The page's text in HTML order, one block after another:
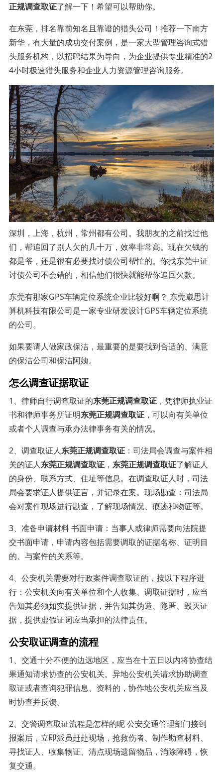
正规调查取证了解一下！希望可以帮助你。
在东莞，排名靠前知名且靠谱的猎头公司！推荐一下南方
新华，有大量的成功交付案例，是一家大型管理咨询式猎
头服务机构，以招聘结果为导向，为企业提供专业精准的2
4小时极速猎头服务和企业人力资源管理咨询服务。
深圳，上海，杭州，常州都有公司。我朋友的之前找过他
们，帮追回了别人欠的几十万，效率非常高。现在欠钱的
都是爷，还是很有必要找讨债公司帮忙的。你找东莞中证
讨债公司不会错的，相信他们很快就能帮你追回欠款。
东莞有那家GPS车辆定位系统企业比较好啊？ 东莞崴思计
算机科技有限公司是一家专业研发设计GPS车辆定位系统
的公司。
如果要请人做家政保洁，最重要的是要找到合适的、满意
的保洁公司和保洁阿姨。
怎么调查证据取证
1、律师自行调查取证的东莞正规调查取证，凭律师执业证
书和律师事务所证明东莞正规调查取证，可以向有关单位
或者个人调查与承办法律事务有关的情况。
2、调查取证人东莞正规调查取证：司法局会调查与案件相
关的证人东莞正规调查取证， 东莞正规调查取证了解证人
的身份、联系方式、住址等信息。在调查取证人时，司法
局会要求证人提供证言，并记录在案。现场勘查：司法局
会对案件现场进行勘查，了解现场情况、痕迹和物证等。
3、准备申请材料 书面申请：当事人或律师需要向法院提
交书面申请，申请内容包括需要调取的证据名称、证明目
的、与案件的关系等。
4、公安机关需要对行政案件调查取证的，按以下程序进
行：公安机关向有关单位和个人收集、调取证据时，应当
告知其必须如实提供证据，并告知其伪造、隐匿、毁灭证
据，提供虚假证词应当承担的法律责任。
公安取证调查的流程
1、交通十分不便的边远地区，应当在十五日以内将协查结
果通知请求协查的公安机关。异地公安机关请求协助调查
取证或者查询犯罪信息、资料的，协作地公安机关应当及
时协查并反馈。
2、交警调查取证流程是怎样的呢 公安交通管理部门接到
报案后，立即派员赶赴现场，抢救伤者、制作勘查材料、
寻找证人、收集物证、清点现场遗留物品，消除障碍，恢
复交通。